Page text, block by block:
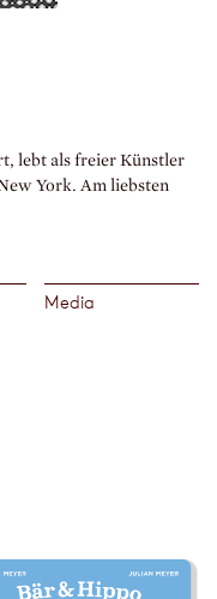
lebt als freier Künstler
York. Am liebsten
Media